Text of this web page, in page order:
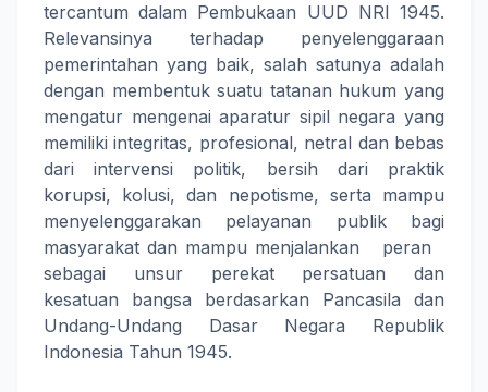
tercantum dalam Pembukaan UUD NRI 1945.
Relevansinya terhadap penyelenggaraan
pemerintahan yang baik, salah satunya adalah
dengan membentuk suatu tatanan hukum yang
mengatur mengenai aparatur sipil negara yang
memiliki integritas, profesional, netral dan bebas
dari intervensi politik, bersih dari praktik
korupsi, kolusi, dan nepotisme, serta mampu
menyelenggarakan pelayanan publik bagi
masyarakat dan mampu menjalankan peran
sebagai unsur perekat persatuan dan
kesatuan bangsa berdasarkan Pancasila dan
Undang-Undang Dasar Negara Republik
Indonesia Tahun 1945.